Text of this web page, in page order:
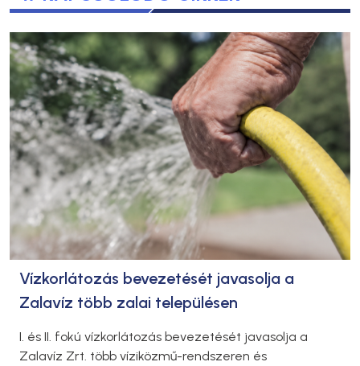
Vízkorlátozás bevezetését javasolja a
Zalavíz több zalai településen
I. és II. fokú vízkorlátozás bevezetését javasolja a
Zalavíz Zrt. több víziközmű-rendszeren és